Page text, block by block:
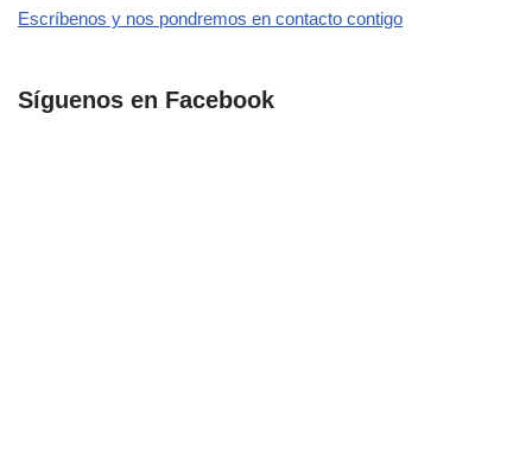
Escríbenos y nos pondremos en contacto contigo
Síguenos en Facebook